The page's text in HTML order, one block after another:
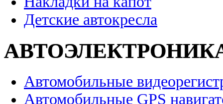
Детские автокресла
Автомобильные
Автомобильные GPS